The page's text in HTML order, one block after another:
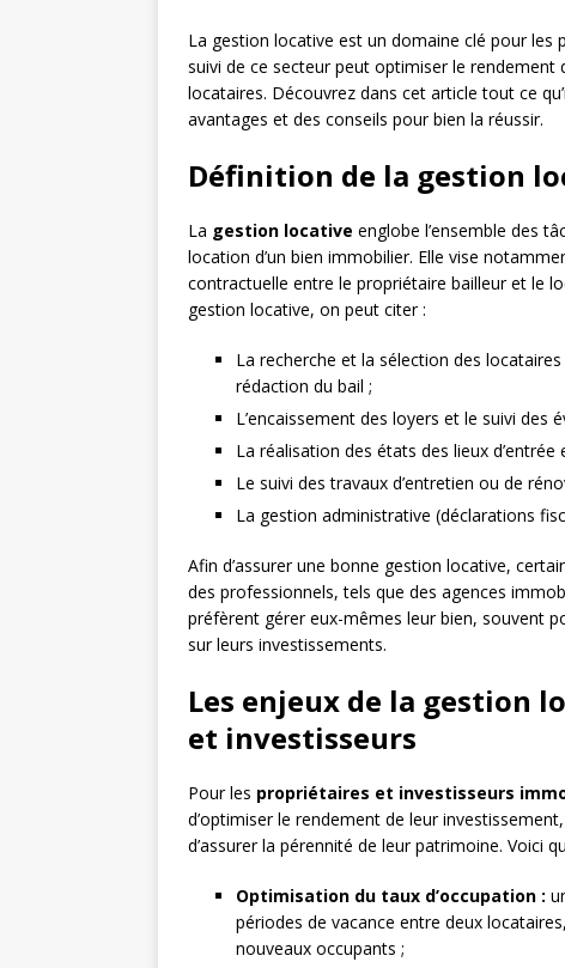
La gestion locative est un domaine clé pour les
suivi de ce secteur peut optimiser le rendement
locataires. Découvrez dans cet article tout ce
avantages et des conseils pour bien la réussir.
Définition de la gestion
La gestion locative englobe l’ensemble des
location d’un bien immobilier. Elle vise
contractuelle entre le propriétaire bailleur et le
gestion locative, on peut citer :
La recherche et la sélection des
rédaction du bail ;
L’encaissement des loyers et le suivi des
La réalisation des états des lieux d’entrée
Le suivi des travaux d’entretien ou de
La gestion administrative (déclarations
Afin d’assurer une bonne gestion locative,
des professionnels, tels que des agences
préfèrent gérer eux-mêmes leur bien, souvent
sur leurs investissements.
Les enjeux de la gestion
et investisseurs
Pour les propriétaires et investisseurs
d’optimiser le rendement de leur
d’assurer la pérennité de leur patrimoine. Voici
Optimisation du taux d’occupation :
périodes de vacance entre deux
nouveaux occupants ;